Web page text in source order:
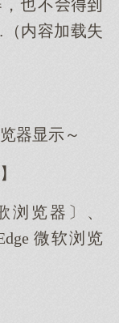
，不
内容加载失
器显示～
浏览器〕、
微软浏览